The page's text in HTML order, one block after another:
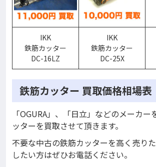
IKK
鉄筋カッター
DC-16LZ
IKK
鉄筋カッター
DC-25X
鉄筋カッター 買取価格相場表
「OGURA」、「日立」などのメーカー
ッターを買取させて頂きます。
不要な中古の鉄筋カッターを高く売り
したい方はぜひお電話ください。